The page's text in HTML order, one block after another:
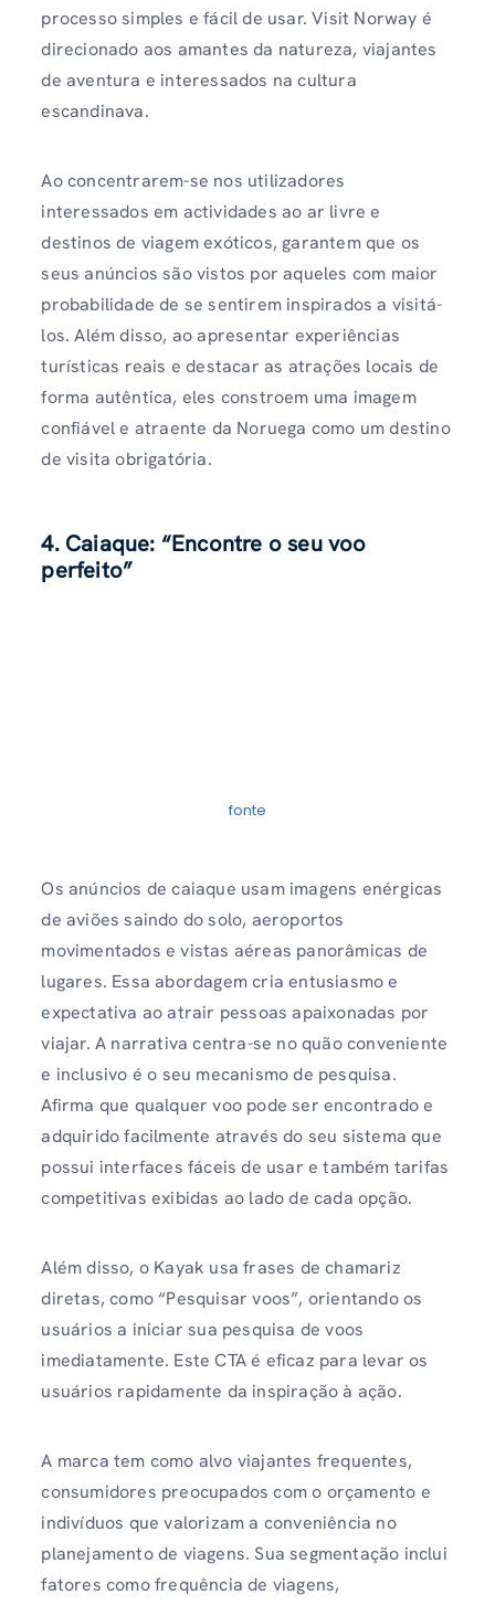
processo simples e fácil de usar. Visit Norway é
direcionado aos amantes da natureza, viajantes
de aventura e interessados ​​na cultura
escandinava.
Ao concentrarem-se nos utilizadores
interessados ​​em actividades ao ar livre e
destinos de viagem exóticos, garantem que os
seus anúncios são vistos por aqueles com maior
probabilidade de se sentirem inspirados a visitá-
los. Além disso, ao apresentar experiências
turísticas reais e destacar as atrações locais de
forma autêntica, eles constroem uma imagem
confiável e atraente da Noruega como um destino
de visita obrigatória.
4. Caiaque: “Encontre o seu voo
perfeito”
fonte
Os anúncios de caiaque usam imagens enérgicas
de aviões saindo do solo, aeroportos
movimentados e vistas aéreas panorâmicas de
lugares. Essa abordagem cria entusiasmo e
expectativa ao atrair pessoas apaixonadas por
viajar. A narrativa centra-se no quão conveniente
e inclusivo é o seu mecanismo de pesquisa.
Afirma que qualquer voo pode ser encontrado e
adquirido facilmente através do seu sistema que
possui interfaces fáceis de usar e também tarifas
competitivas exibidas ao lado de cada opção.
Além disso, o Kayak usa frases de chamariz
diretas, como “Pesquisar voos”, orientando os
usuários a iniciar sua pesquisa de voos
imediatamente. Este CTA é eficaz para levar os
usuários rapidamente da inspiração à ação.
A marca tem como alvo viajantes frequentes,
consumidores preocupados com o orçamento e
indivíduos que valorizam a conveniência no
planejamento de viagens. Sua segmentação inclui
fatores como frequência de viagens,